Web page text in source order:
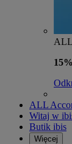
ALL
Witaj w
Butik ibis
Więcej